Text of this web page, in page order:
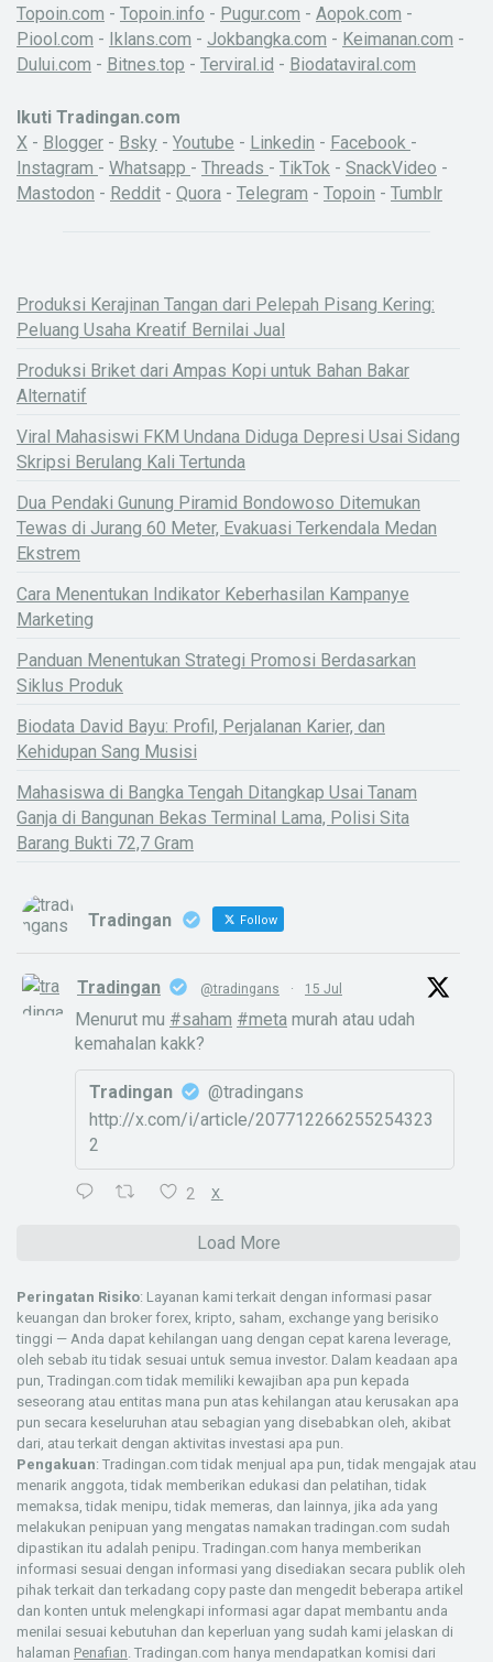
Topoin.com - Topoin.info - Pugur.com - Aopok.com -
Piool.com - Iklans.com - Jokbangka.com - Keimanan.com -
Dului.com - Bitnes.top - Terviral.id - Biodataviral.com
Ikuti Tradingan.com
X - Blogger - Bsky - Youtube - Linkedin - Facebook -
Instagram - Whatsapp - Threads - TikTok - SnackVideo -
Mastodon - Reddit - Quora - Telegram - Topoin - Tumblr
Produksi Kerajinan Tangan dari Pelepah Pisang Kering:
Peluang Usaha Kreatif Bernilai Jual
Produksi Briket dari Ampas Kopi untuk Bahan Bakar
Alternatif
Viral Mahasiswi FKM Undana Diduga Depresi Usai Sidang
Skripsi Berulang Kali Tertunda
Dua Pendaki Gunung Piramid Bondowoso Ditemukan
Tewas di Jurang 60 Meter, Evakuasi Terkendala Medan
Ekstrem
Cara Menentukan Indikator Keberhasilan Kampanye
Marketing
Panduan Menentukan Strategi Promosi Berdasarkan
Siklus Produk
Biodata David Bayu: Profil, Perjalanan Karier, dan
Kehidupan Sang Musisi
Mahasiswa di Bangka Tengah Ditangkap Usai Tanam
Ganja di Bangunan Bekas Terminal Lama, Polisi Sita
Barang Bukti 72,7 Gram
Tradingan Follow
Tradingan @tradingans · 15 Jul
Menurut mu #saham #meta murah atau udah
kemahalan kakk?
Tradingan
@tradingans
http://x.com/i/article/207712266255254323
2
2 X
Load More
Peringatan Risiko: Layanan kami terkait dengan informasi pasar
keuangan dan broker forex, kripto, saham, exchange yang berisiko
tinggi — Anda dapat kehilangan uang dengan cepat karena leverage,
oleh sebab itu tidak sesuai untuk semua investor. Dalam keadaan apa
pun, Tradingan.com tidak memiliki kewajiban apa pun kepada
seseorang atau entitas mana pun atas kehilangan atau kerusakan apa
pun secara keseluruhan atau sebagian yang disebabkan oleh, akibat
dari, atau terkait dengan aktivitas investasi apa pun.
Pengakuan: Tradingan.com tidak menjual apa pun, tidak mengajak atau
menarik anggota, tidak memberikan edukasi dan pelatihan, tidak
memaksa, tidak menipu, tidak memeras, dan lainnya, jika ada yang
melakukan penipuan yang mengatas namakan tradingan.com sudah
dipastikan itu adalah penipu. Tradingan.com hanya memberikan
informasi sesuai dengan informasi yang disediakan secara publik oleh
pihak terkait dan terkadang copy paste dan mengedit beberapa artikel
dan konten untuk melengkapi informasi agar dapat membantu anda
menilai sesuai kebutuhan dan keperluan yang sudah kami jelaskan di
halaman Penafian. Tradingan.com hanya mendapatkan komisi dari